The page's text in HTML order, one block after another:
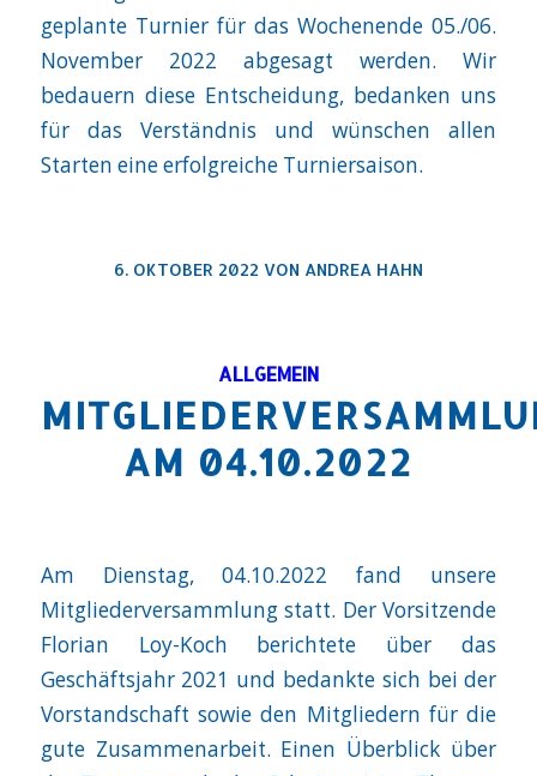
geplante Turnier für das Wochenende 05./06.
November 2022 abgesagt werden. Wir
bedauern diese Entscheidung, bedanken uns
für das Verständnis und wünschen allen
Starten eine erfolgreiche Turniersaison.
6. OKTOBER 2022 VON ANDREA HAHN
ALLGEMEIN
AM 04.10.2022
Am Dienstag, 04.10.2022 fand unsere
Mitgliederversammlung statt. Der Vorsitzende
Florian Loy-Koch berichtete über das
Geschäftsjahr 2021 und bedankte sich bei der
Vorstandschaft sowie den Mitgliedern für die
gute Zusammenarbeit. Einen Überblick über